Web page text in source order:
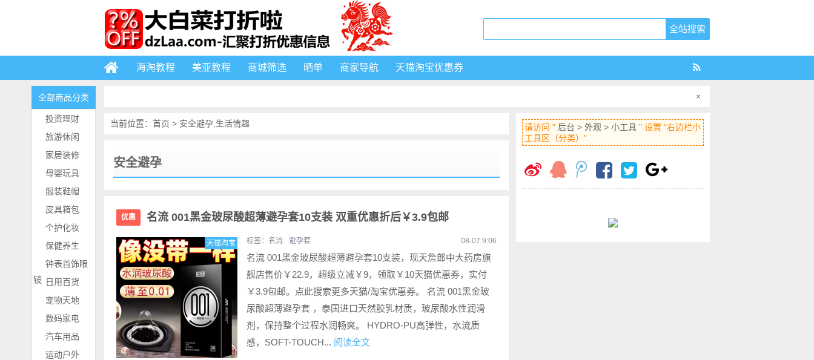
海淘教程 美亚教程 商城筛选 晒单 商家导航 天猫淘宝优惠券
×
全部商品分类
投资理财
旅游休闲
家居装修
母婴玩具
服装鞋帽
皮具箱包
个护化妆
保健养生
钟表首饰眼
镜 日用百货
宠物天地
数码家电
汽车用品
运动户外
当前位置： 首页 > 安全避孕 生活情趣
安全避孕
优惠 名流 001黑金玻尿酸超薄避孕套10支装 双重优惠折后￥3.9包邮
天猫淘宝 标签： 名流 避孕套 08-07 9:06
名流 001黑金玻尿酸超薄避孕套10支装，现天詹郎中大药房旗
舰店售价￥22.9，超级立减￥9，领取￥10天猫优惠券，实付
￥3.9包邮。点此搜索更多天猫/淘宝优惠券。 名流 001黑金玻
尿酸超薄避孕套 ，泰国进口天然胶乳材质，玻尿酸水性润滑
剂，保持整个过程水润畅爽。 HYDRO-PU高弹性，水流质
感，SOFT-TOUCH... 阅读全文
请访问 " 后台 > 外观 > 小工具 " 设置 "右边栏小
工具区（分类）"